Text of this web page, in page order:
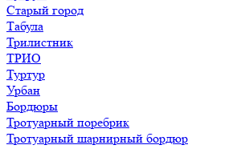
Старый город
Табула
Трилистник
ТРИО
Туртур
Урбан
Бордюры
Тротуарный поребрик
Тротуарный шарнирный бордюр